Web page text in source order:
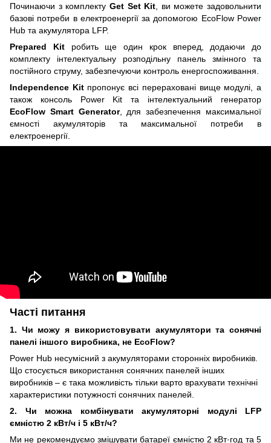
Починаючи з комплекту Get Set Kit, ви можете задовольнити
базові потреби в електроенергії за допомогою EcoFlow Power
Hub та акумулятора LFP.
Prepared Kitробить ще один крок вперед, додаючи до
комплекту інтелектуальну розподільну панель змінного та
постійного струму, забезпечуючи контроль енергоспоживання.
Independence Kitпропонує всі перераховані вище модулі, а
також консоль Power Kit та інтелектуальний генератор
EcoFlow Smart Generator, для забезпечення максимальної
ємності акумуляторів та максимальної потреби в
електроенергії.
Часті питання
1. Чи можу я використовувати акумулятори та сонячні
панелі іншого виробника, не EcoFlow?
Power Hub несумісний з акумуляторами сторонніх виробників.
Що стосується використання сонячних панелей інших
виробників – є така можливість тільки варто врахувати технічні
характеристики потужності сонячних панелей.
2. Чи можна комбінувати акумуляторні модулі LFP
ємністю 2 кВт/ч і 5 кВт/ч?
Ми не рекомендуємо змішувати батареї ємністю 2 кВт·год та 5